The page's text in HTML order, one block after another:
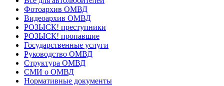
Фотоархив ОМВД
Видеоархив ОМВД
РОЗЫСК! преступники
РОЗЫСК! пропавшие
Государственные услуги
Руководство ОМВД
Структура ОМВД
СМИ о ОМВД
Нормативные документы